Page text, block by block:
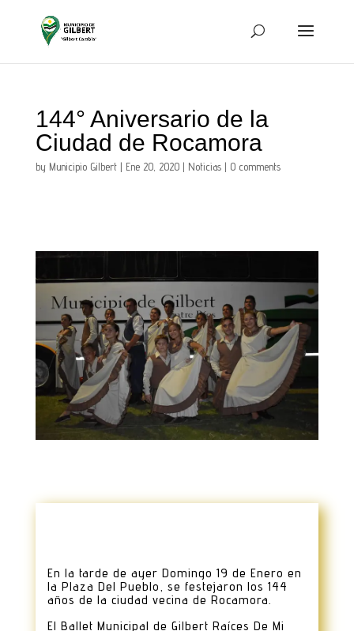
144° Aniversario de la
Ciudad de Rocamora
by Municipio Gilbert| Ene 20, 2020| Noticias| 0 comments
En la tarde de ayer Domingo 19 de Enero en
la Plaza Del Pueblo, se festejaron los 144
años de la ciudad vecina de Rocamora.
El Ballet Municipal de Gilbert Raíces De Mi